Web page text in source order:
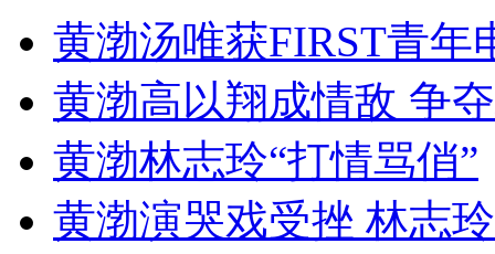
山西运城恶犬咬伤多人 警民合力深夜将其击毙
女孩北京地铁殴打老人 痛下狠手拳打脚踢
黄渤汤唯获FIRST青年
黄渤高以翔成情敌 争
黄渤林志玲“打情骂俏”
黄渤演哭戏受挫 林志